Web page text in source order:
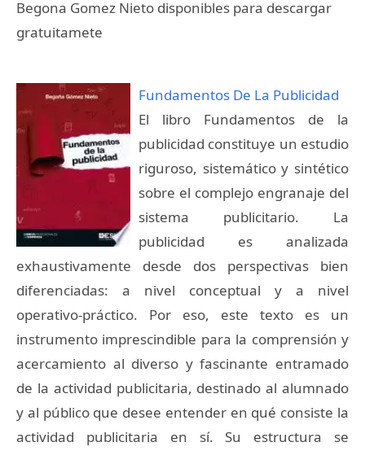
Begona Gomez Nieto disponibles para descargar
gratuitamete
Fundamentos De La Publicidad
El libro Fundamentos de la
publicidad constituye un estudio
riguroso, sistemático y sintético
sobre el complejo engranaje del
sistema publicitario. La
publicidad es analizada
exhaustivamente desde dos perspectivas bien
diferenciadas: a nivel conceptual y a nivel
operativo-práctico. Por eso, este texto es un
instrumento imprescindible para la comprensión y
acercamiento al diverso y fascinante entramado
de la actividad publicitaria, destinado al alumnado
y al público que desee entender en qué consiste la
actividad publicitaria en sí. Su estructura se